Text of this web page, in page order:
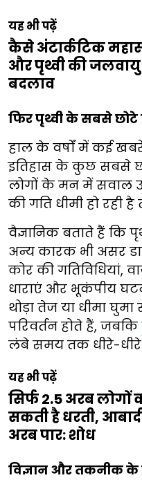
यह भी पढ़ें
कैसे अंटार्कटिक
और पृथ्वी की
बदलाव
फिर पृथ्वी के सबसे छोटे
हाल के वर्षों में कई
इतिहास के कुछ सबसे
लोगों के मन में सवाल
की गति धीमी हो रही
वैज्ञानिक बताते हैं कि
अन्य कारक भी असर
कोर की गतिविधियां,
धाराएं और भूकंपीय
थोड़ा तेज या धीमा
परिवर्तन होते हैं, जबकि
लंबे समय तक धीरे-धीरे
यह भी पढ़ें
सिर्फ 2.5 अरब लोगों
सकती है धरती,
अरब पार: शोध
विज्ञान और तकनीक के